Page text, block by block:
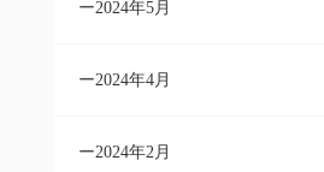
2024年5月
2024年4月
2024年2月